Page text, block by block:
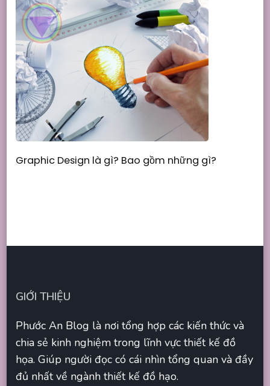
Graphic Design là gì? Bao gồm những gì?
GIỚI THIỆU
Phước An Blog là nơi tổng hợp các kiến thức và
chia sẻ kinh nghiệm trong lĩnh vực thiết kế đồ
họa. Giúp người đọc có cái nhìn tổng quan và đầy
đủ nhất về ngành thiết kế đồ hạo.